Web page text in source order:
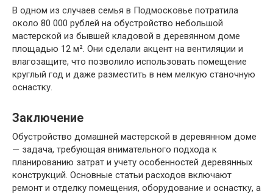
В одном из случаев семья в Подмосковье потратила
около 80 000 рублей на обустройство небольшой
мастерской из бывшей кладовой в деревянном доме
площадью 12 м². Они сделали акцент на вентиляции и
влагозащите, что позволило использовать помещение
круглый год и даже разместить в нем мелкую станочную
оснастку.
Заключение
Обустройство домашней мастерской в деревянном доме
— задача, требующая внимательного подхода к
планированию затрат и учету особенностей деревянных
конструкций. Основные статьи расходов включают
ремонт и отделку помещения, оборудование и оснастку, а